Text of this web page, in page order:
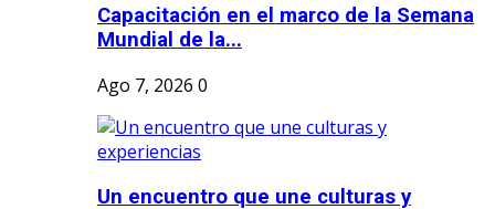
Capacitación en el marco de la Semana
Mundial de la...
Ago 7, 2026 0
Un encuentro que une culturas y